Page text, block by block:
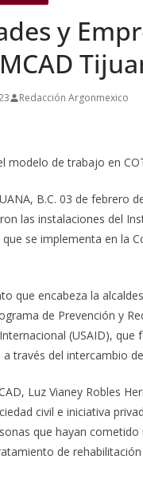
y
Redacción Argonmexico
modelo de trabajo en
B.C. 03 de febrero
las instalaciones del
se implementa en la
que encabeza la
de Prevención y
(USAID),
través del intercambio
Luz Vianey Robles
civil e iniciativa
que hayan
de